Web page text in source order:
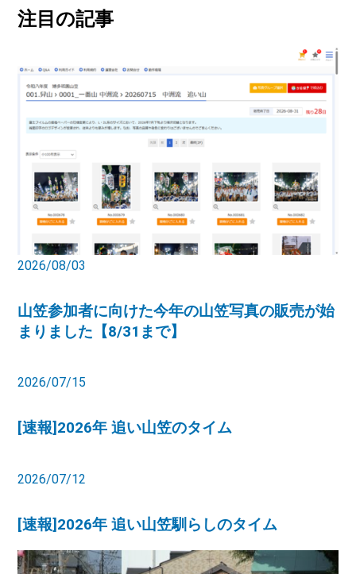
注目の記事
2026/08/03
山笠参加者に向けた今年の山笠写真の販売が始
まりました【8/31まで】
2026/07/15
[速報]2026年 追い山笠のタイム
2026/07/12
[速報]2026年 追い山笠馴らしのタイム